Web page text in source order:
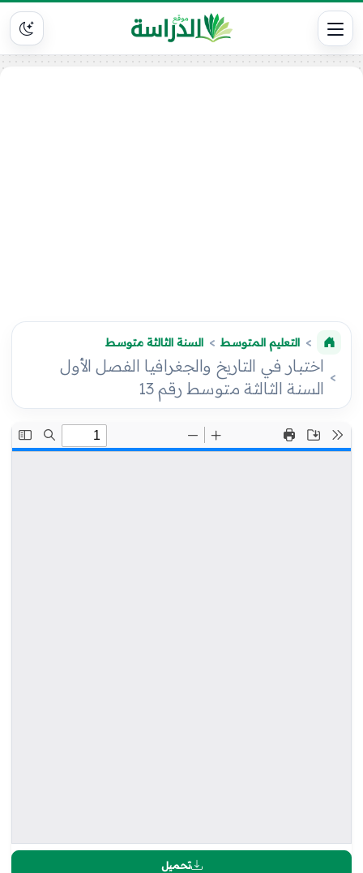
التعليم المتوسط السنة الثالثة متوسط
اختبار في التاريخ والجغرافيا الفصل الأول
السنة الثالثة متوسط رقم 13
تحميل